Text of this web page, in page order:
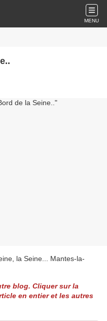
MENU
la Seine... Mantes-la-
blog. Cliquer sur la
en entier et les autres